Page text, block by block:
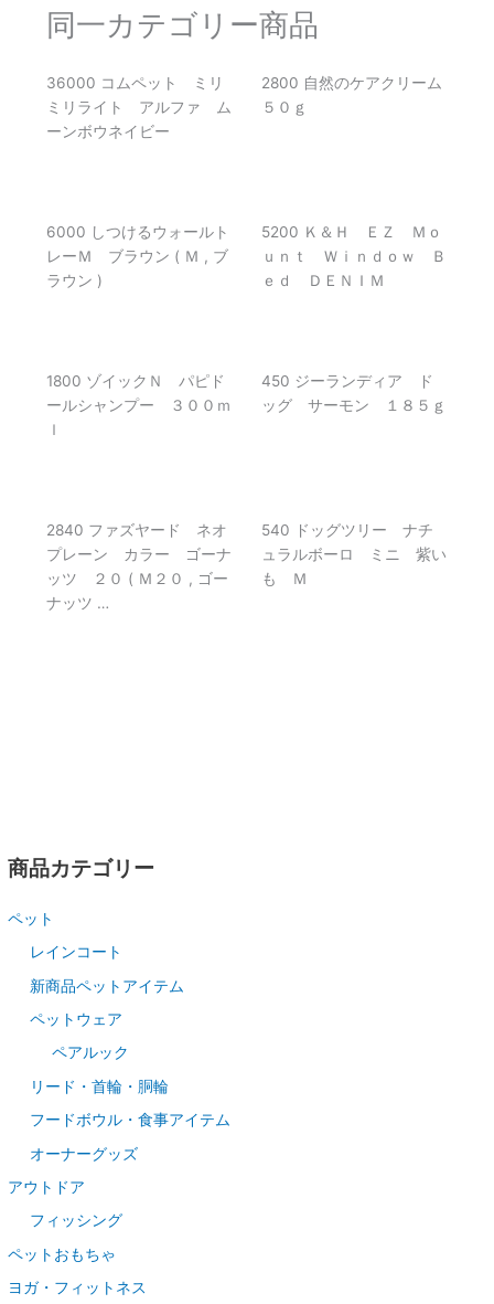
商品カテゴリー
ペット
レインコート
新商品ペットアイテム
ペットウェア
ペアルック
リード・首輪・胴輪
フードボウル・食事アイテム
オーナーグッズ
アウトドア
フィッシング
ペットおもちゃ
ヨガ・フィットネス
同一カテゴリー商品
36000 コムペット ミリ
ミリライト アルファ ム
ーンボウネイビー
2800 自然のケアクリーム
５０ｇ
6000 しつけるウォールト
レーＭ ブラウン ( Ｍ , ブ
ラウン )
5200 Ｋ＆Ｈ ＥＺ Ｍｏ
ｕｎｔ Ｗｉｎｄｏｗ Ｂ
ｅｄ ＤＥＮＩＭ
1800 ゾイックＮ パピド
ールシャンプー ３００ｍ
ｌ
450 ジーランディア ド
ッグ サーモン １８５ｇ
2840 ファズヤード ネオ
プレーン カラー ゴーナ
ッツ ２０ ( Ｍ２０ , ゴー
ナッツ …
540 ドッグツリー ナチ
ュラルボーロ ミニ 紫い
も Ｍ